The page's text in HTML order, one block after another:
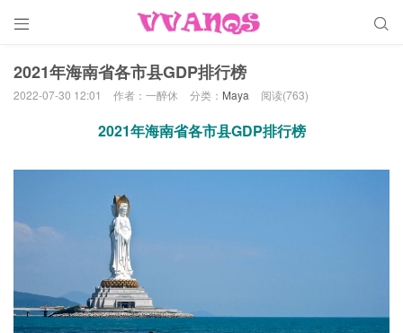
 
2021年海南省各市县GDP排行榜
2022-07-30 12:01 作者：一醉休 分类： Maya 阅读(763)
2021年海南省各市县GDP排行榜